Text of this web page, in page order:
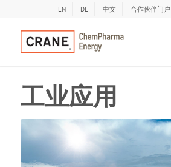
EN DE 中文 合作伙伴门户
工业应用